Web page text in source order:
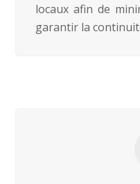
locaux afin de
garantir la